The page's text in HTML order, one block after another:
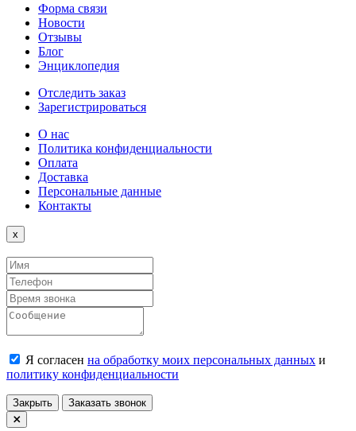
Форма связи
Новости
Отзывы
Блог
Энциклопедия
Отследить заказ
Зарегистрироваться
О нас
Политика конфиденциальности
Оплата
Доставка
Персональные данные
Контакты
x
Я согласен на обработку моих персональных данных и
политику конфиденциальности
Закрыть Заказать звонок